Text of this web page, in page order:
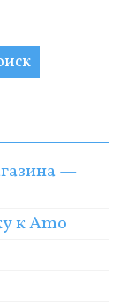
—
к Amo